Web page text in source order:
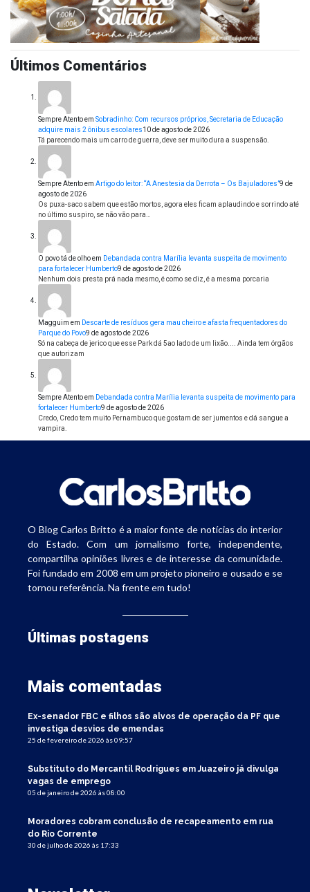
Últimos Comentários
Sempre Atentoem Sobradinho: Com recursos próprios, Secretaria de Educação
adquire mais 2 ônibus escolares10 de agosto de 2026
Tá parecendo mais um carro de guerra, deve ser muito dura a suspensão.
Sempre Atentoem Artigo do leitor: “A Anestesia da Derrota – Os Bajuladores”9 de
agosto de 2026
Os puxa-saco sabem que estão mortos, agora eles ficam aplaudindo e sorrindo até
no último suspiro, se não vão para…
O povo tá de olhoem Debandada contra Marília levanta suspeita de movimento
para fortalecer Humberto9 de agosto de 2026
Nenhum dois presta prá nada mesmo, é como se diz, é a mesma porcaria
Magguim em Descarte de resíduos gera mau cheiro e afasta frequentadores do
Parque do Povo9 de agosto de 2026
Só na cabeça de jerico que esse Park dá 5ao lado de um lixão.... Ainda tem órgãos
que autorizam
Sempre Atentoem Debandada contra Marília levanta suspeita de movimento para
fortalecer Humberto9 de agosto de 2026
Credo, Credo tem muito Pernambuco que gostam de ser jumentos e dá sangue a
vampira.
O Blog Carlos Britto é a maior fonte de notícias do interior
do Estado. Com um jornalismo forte, independente,
compartilha opiniões livres e de interesse da comunidade.
Foi fundado em 2008 em um projeto pioneiro e ousado e se
tornou referência. Na frente em tudo!
Últimas postagens
Mais comentadas
Ex-senador FBC e filhos são alvos de operação da PF que
investiga desvios de emendas
25 de fevereiro de 2026 às 09:57
Substituto do Mercantil Rodrigues em Juazeiro já divulga
vagas de emprego
05 de janeiro de 2026 às 08:00
Moradores cobram conclusão de recapeamento em rua
do Rio Corrente
30 de julho de 2026 às 17:33